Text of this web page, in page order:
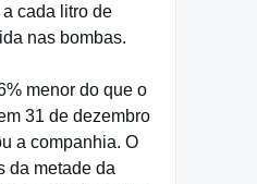
cada litro de
nas bombas.
menor do que o
31 de dezembro
a companhia. O
da metade da